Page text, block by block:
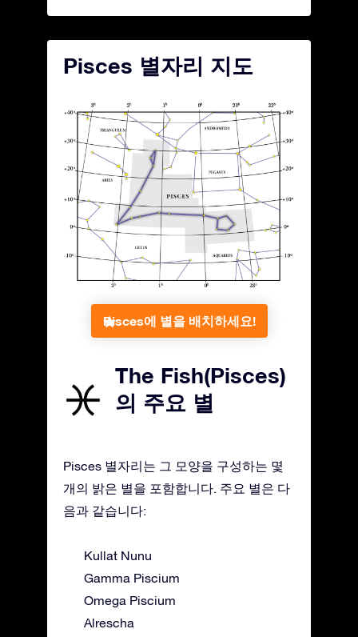
Pisces 별자리 지도
Pisces에 별을 배치하세요!
The Fish(Pisces)
의 주요 별
Pisces 별자리는 그 모양을 구성하는 몇
개의 밝은 별을 포함합니다. 주요 별은 다
음과 같습니다:
Kullat Nunu
Gamma Piscium
Omega Piscium
Alrescha